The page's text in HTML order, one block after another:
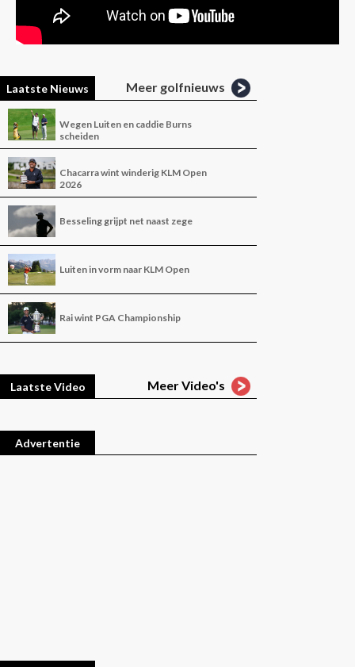
Laatste Nieuws Meer golfnieuws
Wegen Luiten en caddie Burns
scheiden
Chacarra wint winderig KLM Open
2026
Besseling grijpt net naast zege
Luiten in vorm naar KLM Open
Rai wint PGA Championship
Laatste Video Meer Video's
Advertentie